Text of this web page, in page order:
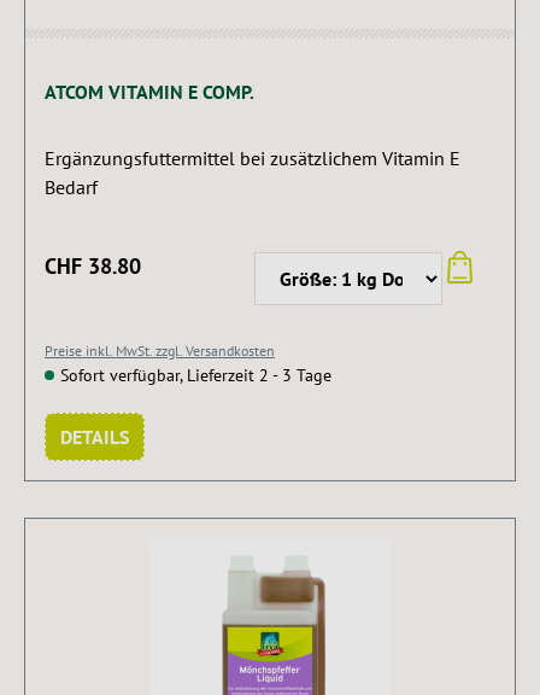
ATCOM VITAMIN E COMP.
Ergänzungsfuttermittel bei zusätzlichem Vitamin E
Bedarf
CHF 38.80
Preise inkl. MwSt. zzgl. Versandkosten
Sofort verfügbar, Lieferzeit 2 - 3 Tage
DETAILS